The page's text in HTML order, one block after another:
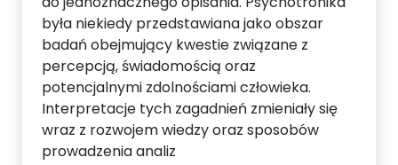
była niekiedy przedstawiana jako obszar
badań obejmujący kwestie związane z
percepcją, świadomością oraz
potencjalnymi zdolnościami człowieka.
Interpretacje tych zagadnień zmieniały się
wraz z rozwojem wiedzy oraz sposobów
prowadzenia analiz